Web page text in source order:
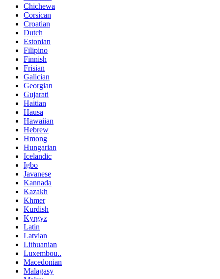
Chichewa
Corsican
Croatian
Dutch
Estonian
Filipino
Finnish
Frisian
Galician
Georgian
Gujarati
Haitian
Hausa
Hawaiian
Hebrew
Hmong
Hungarian
Icelandic
Igbo
Javanese
Kannada
Kazakh
Khmer
Kurdish
Kyrgyz
Latin
Latvian
Lithuanian
Luxembou..
Macedonian
Malagasy